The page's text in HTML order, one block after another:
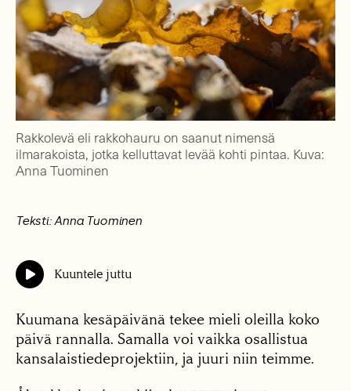
Rakkolevä eli rakkohauru on saanut nimensä
ilmarakoista, jotka kelluttavat levää kohti pintaa. Kuva:
Anna Tuominen
Teksti: Anna Tuominen
Kuuntele juttu
Kuumana kesäpäivänä tekee mieli oleilla koko
päivä rannalla. Samalla voi vaikka osallistua
kansalaistiedeprojektiin, ja juuri niin teimme.